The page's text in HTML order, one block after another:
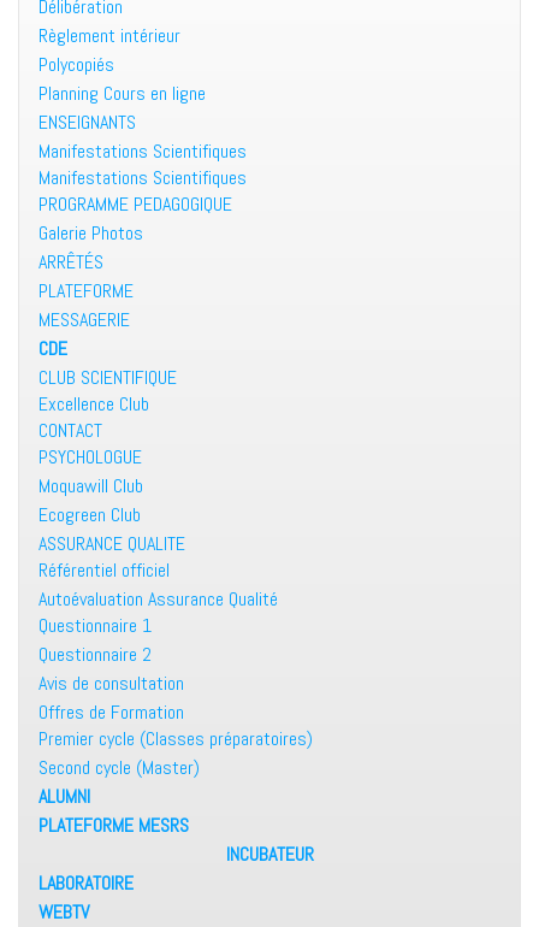
Délibération
Règlement intérieur
Polycopiés
Planning Cours en ligne
ENSEIGNANTS
Manifestations Scientifiques
Manifestations Scientifiques
PROGRAMME PEDAGOGIQUE
Galerie Photos
ARRÊTÉS
PLATEFORME
MESSAGERIE
CDE
CLUB SCIENTIFIQUE
Excellence Club
CONTACT
PSYCHOLOGUE
Moquawill Club
Ecogreen Club
ASSURANCE QUALITE
Référentiel officiel
Autoévaluation Assurance Qualité
Questionnaire 1
Questionnaire 2
Avis de consultation
Offres de Formation
Premier cycle (Classes préparatoires)
Second cycle (Master)
ALUMNI
PLATEFORME MESRS
INCUBATEUR
LABORATOIRE
WEBTV